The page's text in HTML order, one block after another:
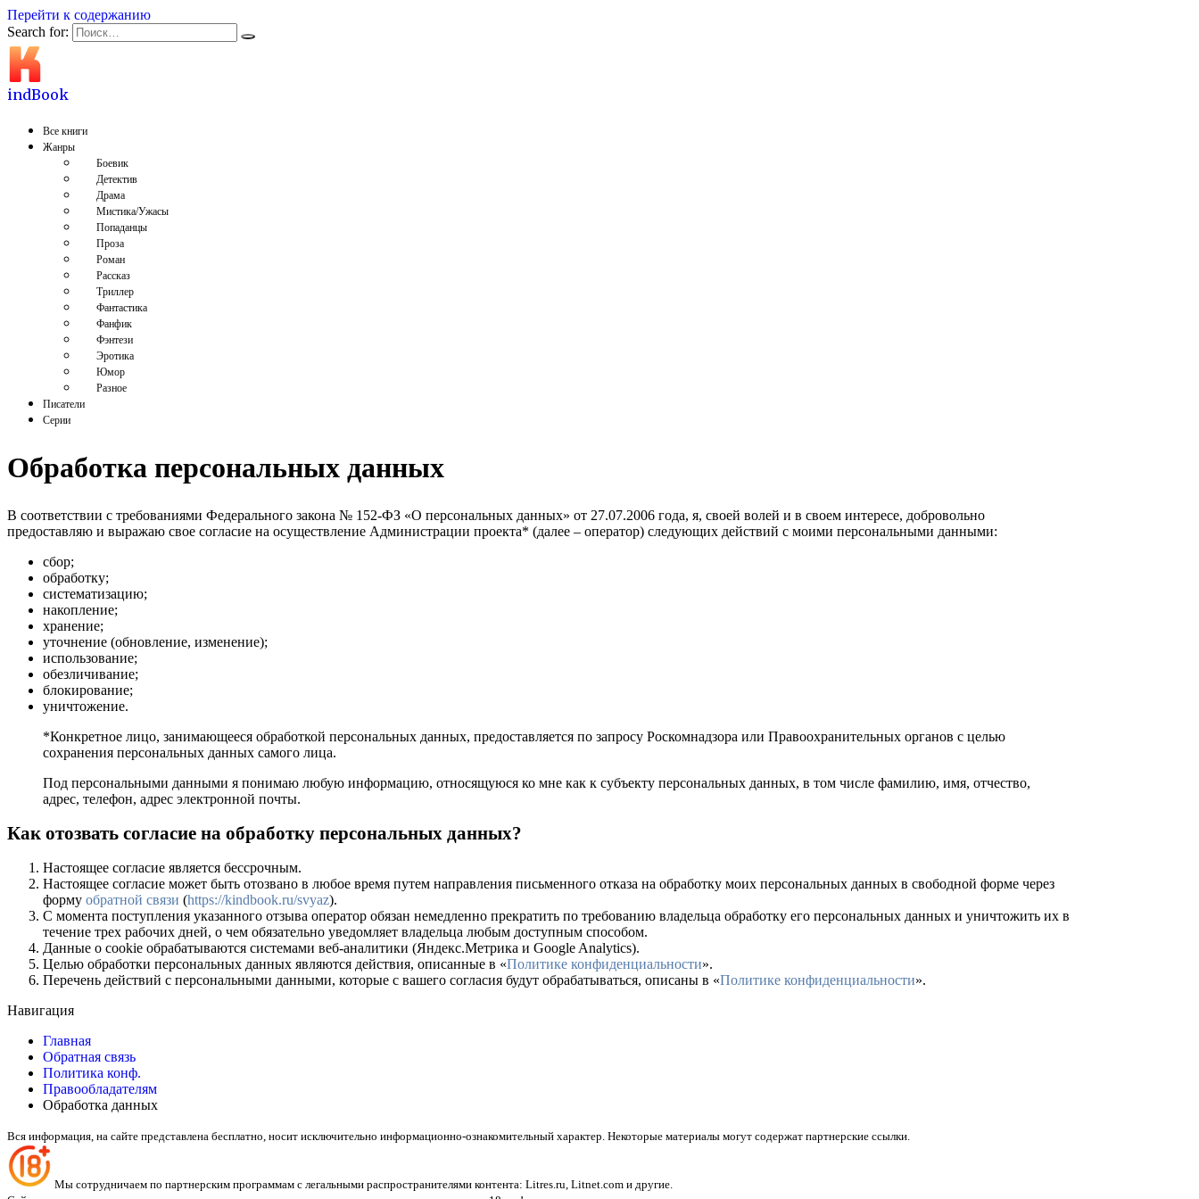
Перейти к содержанию
Search for:
indBook
Все книги
Жанры
Боевик
Детектив
Драма
Мистика/Ужасы
Попаданцы
Проза
Роман
Рассказ
Триллер
Фантастика
Фанфик
Фэнтези
Эротика
Юмор
Разное
Писатели
Серии
Обработка персональных данных
В соответствии с требованиями Федерального закона № 152-ФЗ «О персональных данных» от 27.07.2006 года, я, своей волей и в своем интересе, добровольно
предоставляю и выражаю свое согласие на осуществление Администрации проекта* (далее – оператор) следующих действий с моими персональными данными:
сбор;
обработку;
систематизацию;
накопление;
хранение;
уточнение (обновление, изменение);
использование;
обезличивание;
блокирование;
уничтожение.
*Конкретное лицо, занимающееся обработкой персональных данных, предоставляется по запросу Роскомнадзора или Правоохранительных органов с целью
сохранения персональных данных самого лица.
Под персональными данными я понимаю любую информацию, относящуюся ко мне как к субъекту персональных данных, в том числе фамилию, имя, отчество,
адрес, телефон, адрес электронной почты.
Как отозвать согласие на обработку персональных данных?
Настоящее согласие является бессрочным.
Настоящее согласие может быть отозвано в любое время путем направления письменного отказа на обработку моих персональных данных в свободной форме через
форму обратной связи (https://kindbook.ru/svyaz).
С момента поступления указанного отзыва оператор обязан немедленно прекратить по требованию владельца обработку его персональных данных и уничтожить их в
течение трех рабочих дней, о чем обязательно уведомляет владельца любым доступным способом.
Данные о cookie обрабатываются системами веб-аналитики (Яндекс.Метрика и Google Analytics).
Целью обработки персональных данных являются действия, описанные в «Политике конфиденциальности».
Перечень действий с персональными данными, которые с вашего согласия будут обрабатываться, описаны в «Политике конфиденциальности».
Навигация
Главная
Обратная связь
Политика конф.
Правообладателям
Обработка данных
Вся информация, на сайте представлена бесплатно, носит исключительно информационно-ознакомительный характер. Некоторые материалы могут содержат партнерские ссылки.
Мы сотрудничаем по партнерским программам с легальными распространителями контента: Litres.ru, Litnet.com и другие.